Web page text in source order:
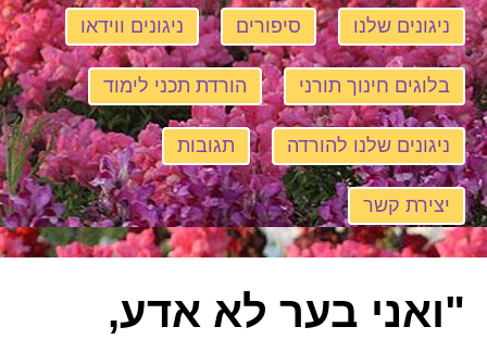
ניגונים שלנו סיפורים ניגונים ווידאו
בלוגים חינוך תורני הורדת תכני לימוד
ניגונים שלנו להורדה תגובות
יצירת קשר
"ואני בער לא אדע,